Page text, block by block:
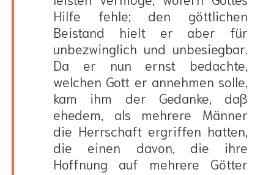
Hilfe fehle; den göttlichen
Beistand hielt er aber für
unbezwinglich und unbesiegbar.
Da er nun ernst bedachte,
welchen Gott er annehmen solle,
kam ihm der Gedanke, daß
ehedem, als mehrere Männer
die Herrschaft ergriffen hatten,
die einen davon, die ihre
Hoffnung auf mehrere Götter